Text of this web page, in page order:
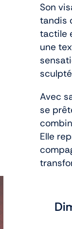
Son
tandis
tactile
une
Avec
se
Elle